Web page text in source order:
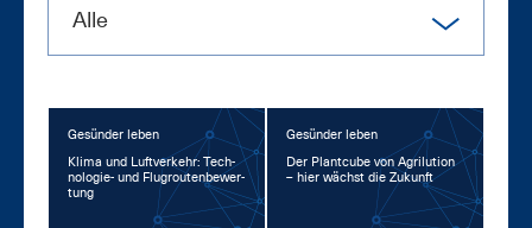
Alle
Gesünder leben
Kli­ma und Luft­ver­kehr: Tech­
no­lo­gie- und Flug­rou­ten­be­wer­
tung
Gesünder leben
Der Plant­cu­be von Agri­lu­ti­on
– hier wächst die Zu­kunft